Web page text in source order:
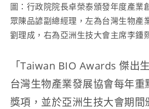
圖：行政院院長卓榮泰頒發年度產業
眾陳品諺副總經理，左為台灣生物產
劉理成，右為亞洲生技大會主席李鍾
「Taiwan BIO Awards 傑出
台灣生物產業發展協會每年重
獎項，並於亞洲生技大會期間